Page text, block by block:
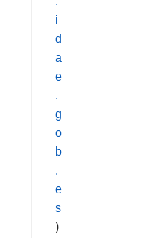
i
d
a
e
.
g
o
b
.
e
s
)